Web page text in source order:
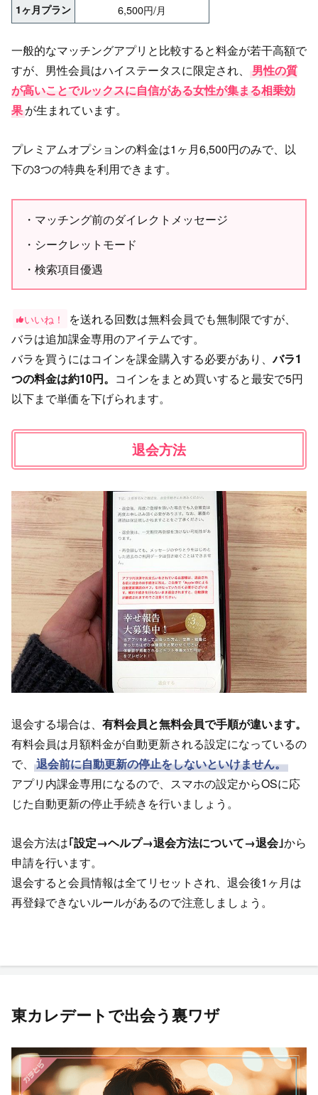
1ヶ月プラン 6,500円/月
一般的なマッチングアプリと比較すると料金が若干高額で
すが、男性会員はハイステータスに限定され、
男性の質
が高いことでルックスに自信がある女性が集まる相乗効
果が生まれています。
プレミアムオプションの料金は1ヶ月6,500円のみで、以
下の3つの特典を利用できます。
マッチング前のダイレクトメッセージ
シークレットモード
検索項目優遇
いいね！
を送れる回数は無料会員でも無制限ですが、
バラは追加課金専用のアイテムです。
バラを買うにはコインを課金購入する必要があり、バラ1
つの料金は約10円。 コインをまとめ買いすると最安で5円
以下まで単価を下げられます。
退会方法
退会する場合は、 有料会員と無料会員で手順が違います。
有料会員は月額料金が自動更新される設定になっているの
で、
退会前に自動更新の停止をしないといけません。
アプリ内課金専用になるので、スマホの設定からOSに応
じた自動更新の停止手続きを行いましょう。
退会方法は｢設定→ヘルプ→退会方法について→退会｣から
申請を行います。
退会すると会員情報は全てリセットされ、退会後1ヶ月は
再登録できないルールがあるので注意しましょう。
東カレデートで出会う裏ワザ